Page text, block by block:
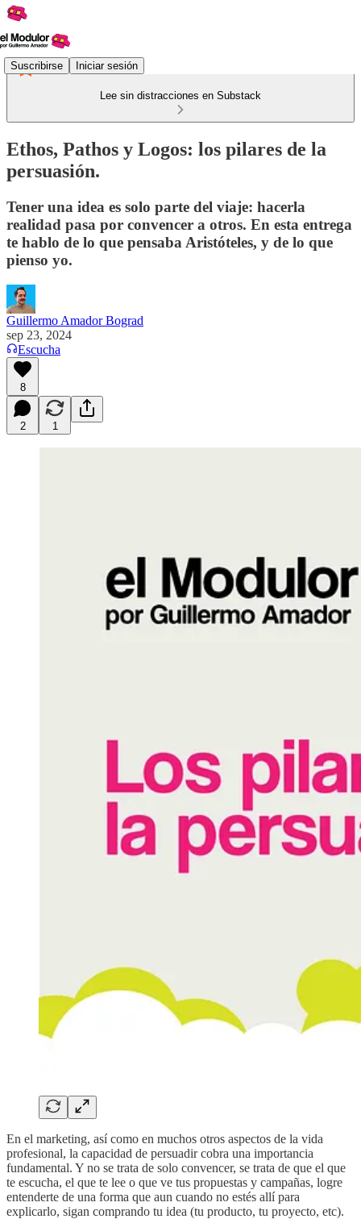
Suscribirse Iniciar sesión
Lee sin distracciones en Substack
Ethos, Pathos y Logos: los pilares de la
persuasión.
Tener una idea es solo parte del viaje: hacerla
realidad pasa por convencer a otros. En esta entrega
te hablo de lo que pensaba Aristóteles, y de lo que
pienso yo.
Guillermo Amador Bograd
sep 23, 2024
Escucha
8
2 1
En el marketing, así como en muchos otros aspectos de la vida
profesional, la capacidad de persuadir cobra una importancia
fundamental. Y no se trata de solo convencer, se trata de que el que
te escucha, el que te lee o que ve tus propuestas y campañas, logre
entenderte de una forma que aun cuando no estés allí para
explicarlo, sigan comprando tu idea (tu producto, tu proyecto, etc).